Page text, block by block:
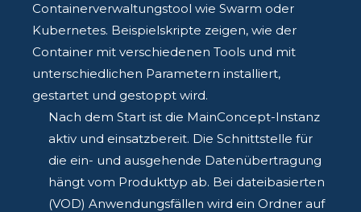
Containerverwaltungstool wie Swarm oder
Kubernetes. Beispielskripte zeigen, wie der
Container mit verschiedenen Tools und mit
unterschiedlichen Parametern installiert,
gestartet und gestoppt wird.
Nach dem Start ist die MainConcept-Instanz
aktiv und einsatzbereit. Die Schnittstelle für
die ein- und ausgehende Datenübertragung
hängt vom Produkttyp ab. Bei dateibasierten
(VOD) Anwendungsfällen wird ein Ordner auf